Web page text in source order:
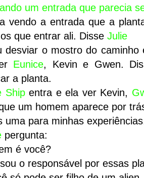
um entrada que parecia
vendo a entrada que a
que entrar ali. Disse Julie
desviar o mostro do
Eunice, Kevin e Gwen.
a planta.
Shipentra e ela ver Kevin,
um homem aparece por
uma para minhas
pergunta:
é você?
o responsável por essas